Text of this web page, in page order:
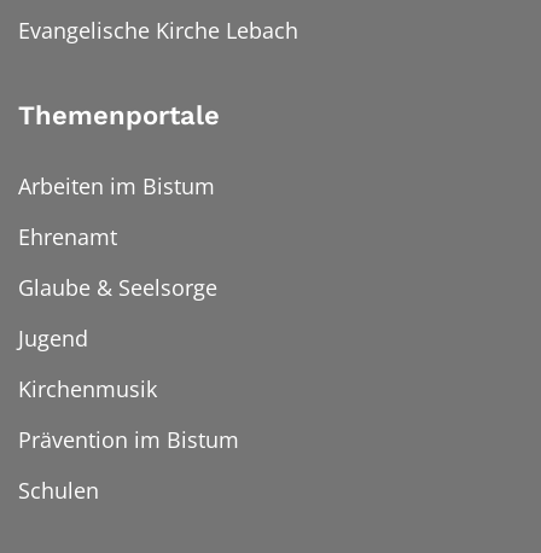
Evangelische Kirche Lebach
Themenportale
Arbeiten im Bistum
Ehrenamt
Glaube & Seelsorge
Jugend
Kirchenmusik
Prävention im Bistum
Schulen